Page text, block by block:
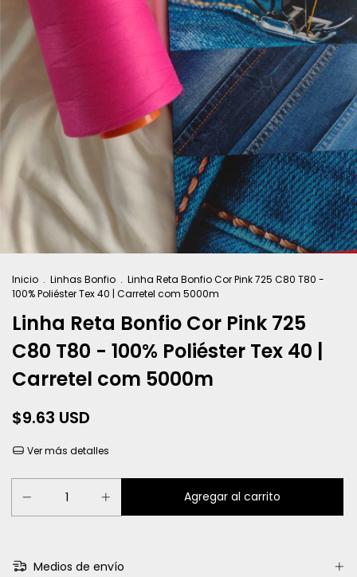
Inicio . Linhas Bonfio . Linha Reta Bonfio Cor Pink 725 C80 T80 -
100% Poliéster Tex 40 | Carretel com 5000m
Linha Reta Bonfio Cor Pink 725
C80 T80 - 100% Poliéster Tex 40 |
Carretel com 5000m
$9.63 USD
Ver más detalles
Medios de envío